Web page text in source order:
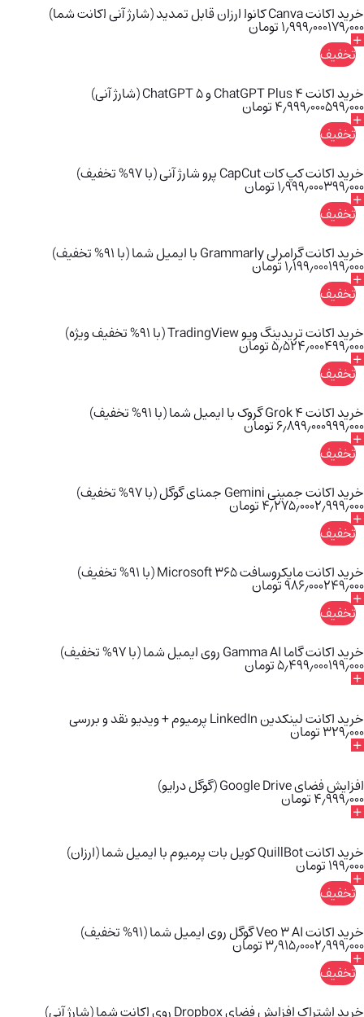
خرید اکانت Canva کانوا ارزان قابل تمدید (شارژ آنی اکانت شما)
۱٫۹۹۹٫۰۰۰۱۷۹٫۰۰۰
تومان
تخفیف
خرید اکانت ChatGPT Plus 4 و ChatGPT 5 (شارژ آنی)
۴٫۹۹۹٫۰۰۰۵۹۹٫۰۰۰
تومان
تخفیف
خرید اکانت کپ کات CapCut پرو شارژ آنی (با 97% تخفیف)
۱٫۹۹۹٫۰۰۰۳۹۹٫۰۰۰
تومان
تخفیف
خرید اکانت گرامرلی Grammarly با ایمیل شما (با 91% تخفیف)
۱٫۱۹۹٫۰۰۰۱۹۹٫۰۰۰
تومان
تخفیف
خرید اکانت تریدینگ ویو TradingView (با 91% تخفیف ویژه)
۵٫۵۲۴٫۰۰۰۴۹۹٫۰۰۰
تومان
تخفیف
خرید اکانت Grok 4 گروک با ایمیل شما (با 91% تخفیف)
۶٫۸۹۹٫۰۰۰۹۹۹٫۰۰۰
تومان
تخفیف
خرید اکانت جمینی Gemini جمنای گوگل (با 97% تخفیف)
۴٫۲۷۵٫۰۰۰۲٫۹۹۹٫۰۰۰
تومان
تخفیف
خرید اکانت مایکروسافت Microsoft 365 (با 91% تخفیف)
۹۸۶٫۰۰۰۲۴۹٫۰۰۰
تومان
تخفیف
خرید اکانت گاما Gamma AI روی ایمیل شما (با 97% تخفیف)
۵٫۴۹۹٫۰۰۰۱۹۹٫۰۰۰ تومان
خرید اکانت لینکدین LinkedIn پرمیوم + ویدیو نقد و بررسی
۳۲۹٫۰۰۰تومان
افزایش فضای Google Drive (گوگل درایو)
۴٫۹۹۹٫۰۰۰تومان
خرید اکانت QuillBot کویل بات پرمیوم با ایمیل شما (ارزان)
۱۹۹٫۰۰۰تومان
تخفیف
خرید اکانت Veo 3 AI گوگل روی ایمیل شما (91% تخفیف)
۳٫۹۱۵٫۰۰۰۲٫۹۹۹٫۰۰۰
تومان
تخفیف
خرید اشتراک افزایش فضای Dropbox روی اکانت شما (شارژ آنی)